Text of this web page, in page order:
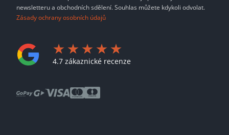
newsletteru a obchodních sdělení. Souhlas můžete kdykoli odvolat.
Zásady ochrany osobních údajů
4.7 zákaznické recenze